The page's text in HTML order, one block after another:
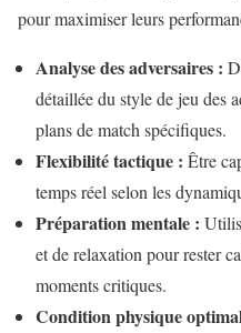
pour maximiser leurs
Analyse des adversaires :
détaillée du style de jeu des
plans de match spécifiques.
Flexibilité tactique : Être
temps réel selon les
Préparation mentale :
et de relaxation pour rester
moments critiques.
Condition physique